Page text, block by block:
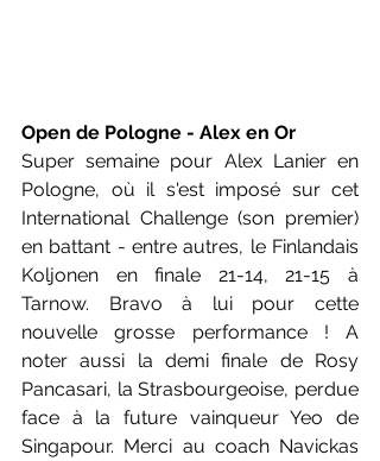
Open de Pologne - Alex en Or
Super semaine pour Alex Lanier en
Pologne, où il s'est imposé sur cet
International Challenge (son premier)
en battant - entre autres, le Finlandais
Koljonen en finale 21-14, 21-15 à
Tarnow. Bravo à lui pour cette
nouvelle grosse performance ! A
noter aussi la demi finale de Rosy
Pancasari, la Strasbourgeoise, perdue
face à la future vainqueur Yeo de
Singapour. Merci au coach Navickas